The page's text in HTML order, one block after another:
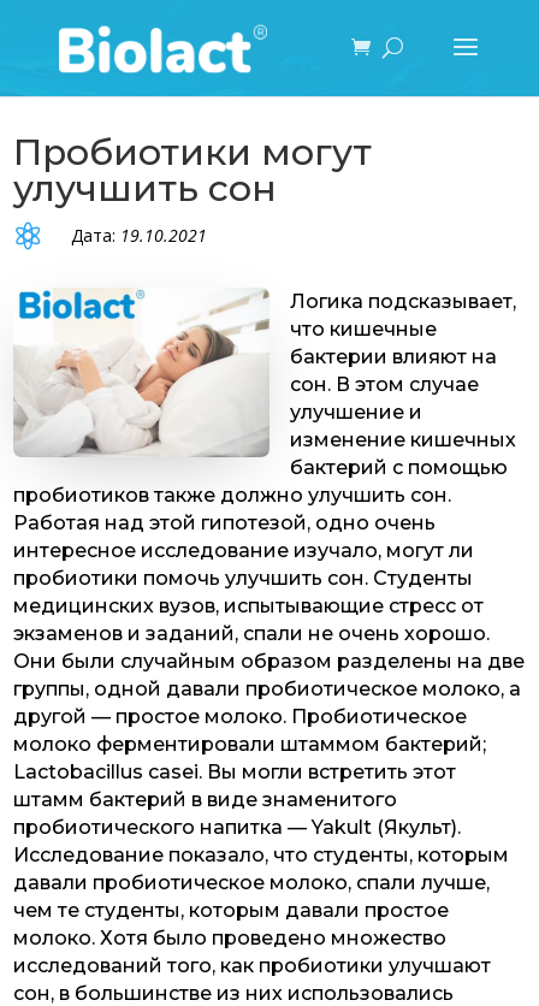
Пробиотики могут
улучшить сон
 Дата: 19.10.2021
Логика подсказывает,
что кишечные
бактерии влияют на
сон. В этом случае
улучшение и
изменение кишечных
бактерий с помощью
пробиотиков также должно улучшить сон.
Работая над этой гипотезой, одно очень
интересное исследование изучало, могут ли
пробиотики помочь улучшить сон. Студенты
медицинских вузов, испытывающие стресс от
экзаменов и заданий, спали не очень хорошо.
Они были случайным образом разделены на две
группы, одной давали пробиотическое молоко, а
другой — простое молоко. Пробиотическое
молоко ферментировали штаммом бактерий;
Lactobacillus casei. Вы могли встретить этот
штамм бактерий в виде знаменитого
пробиотического напитка — Yakult (Якульт).
Исследование показало, что студенты, которым
давали пробиотическое молоко, спали лучше,
чем те студенты, которым давали простое
молоко. Хотя было проведено множество
исследований того, как пробиотики улучшают
сон, в большинстве из них использовались